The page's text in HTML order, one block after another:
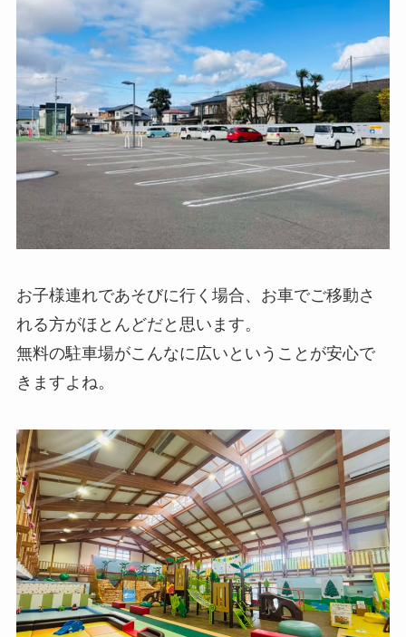
お子様連れであそびに行く場合、お車でご移動さ
れる方がほとんどだと思います。
無料の駐車場がこんなに広いということが安心で
きますよね。